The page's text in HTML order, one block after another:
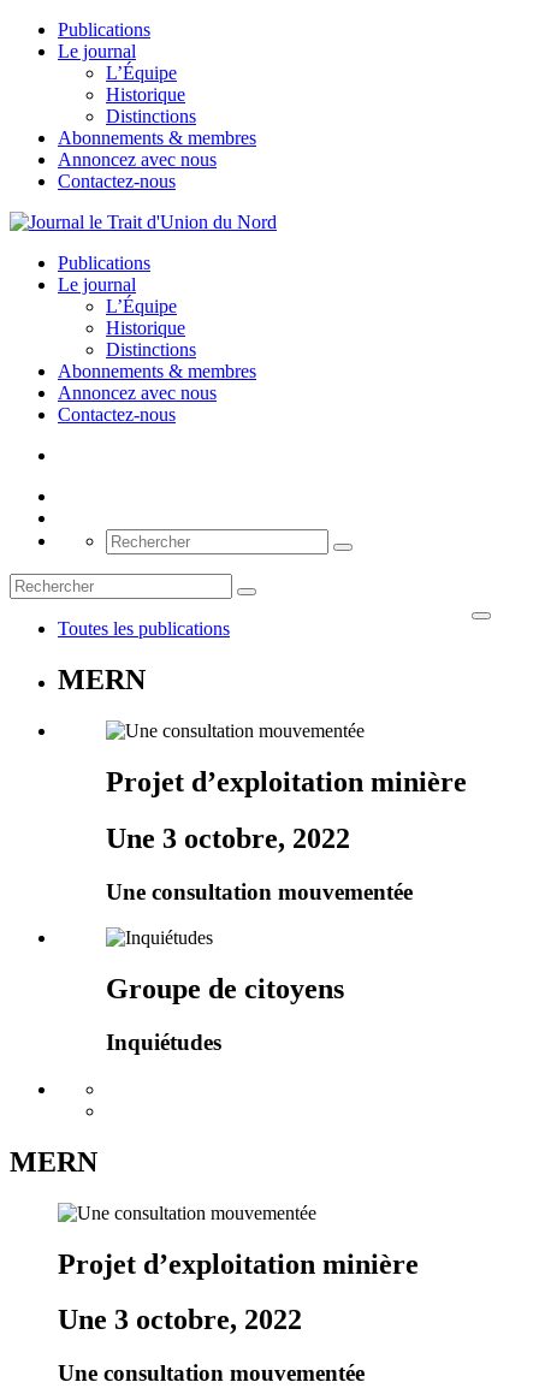
Publications
Le journal
L’Équipe
Historique
Distinctions
Abonnements & membres
Annoncez avec nous
Contactez-nous
Publications
Le journal
L’Équipe
Historique
Distinctions
Abonnements & membres
Annoncez avec nous
Contactez-nous
Toutes les publications
MERN
Projet d’exploitation minière
Une 3 octobre, 2022
Une consultation mouvementée
Groupe de citoyens
Inquiétudes
MERN
Projet d’exploitation minière
Une 3 octobre, 2022
Une consultation mouvementée